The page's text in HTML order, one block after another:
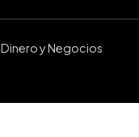
Dinero y Negocios